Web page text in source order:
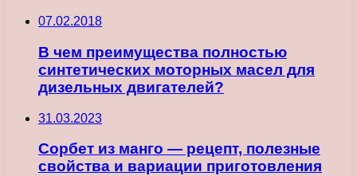
07.02.2018
В чем преимущества полностью
синтетических моторных масел для
дизельных двигателей?
31.03.2023
Сорбет из манго — рецепт, полезные
свойства и вариации приготовления